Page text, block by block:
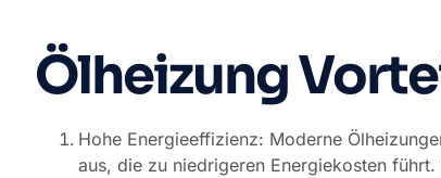
Ölheizung
Hohe Energieeffizienz: Moderne
aus, die zu niedrigeren Energiekosten